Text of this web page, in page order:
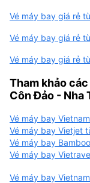
Vé máy bay giá rẻ
Vé máy bay giá rẻ
Vé máy bay giá rẻ
Tham khảo
Côn Đảo - Nha
Vé máy bay
Vé máy bay Vietjet
Vé máy bay
Vé máy bay
Vé máy bay